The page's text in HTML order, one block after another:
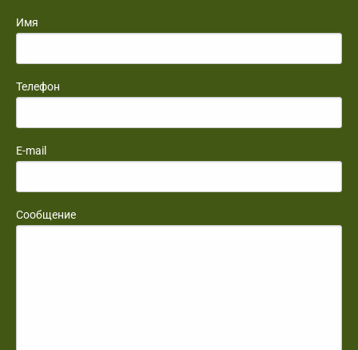
Имя
Телефон
E-mail
Сообщение